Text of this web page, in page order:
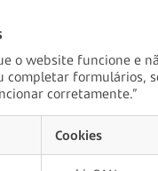
o website funcione e
formulários,
corretamente.”
Cookies